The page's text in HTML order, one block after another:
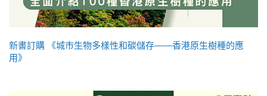
新書訂購 《城市生物多樣性和碳儲存——香港原生樹種的應
用》